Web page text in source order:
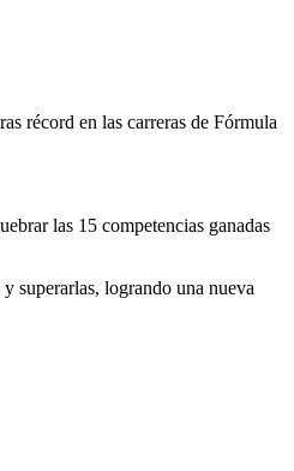
récord en las carreras de Fórmula
las 15 competencias ganadas
superarlas, logrando una nueva